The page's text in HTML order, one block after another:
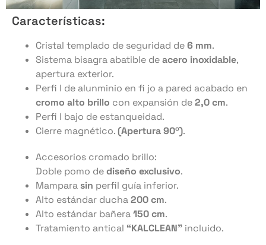
Características:
Cristal templado de seguridad de6 mm.
Sistema bisagra abatible deacero inoxidable,
apertura exterior.
Perfi l de alunminio en fi jo a pared acabado en
cromo alto brillo con expansión de2,0 cm.
Perfi l bajo de estanqueidad.
Cierre magnético.(Apertura 90º).
Accesorios cromado brillo:
Doble pomo dediseño exclusivo.
Mampara sin perfil guía inferior.
Alto estándar ducha200 cm.
Alto estándar bañera150 cm.
Tratamiento antical “KALCLEAN” incluido.